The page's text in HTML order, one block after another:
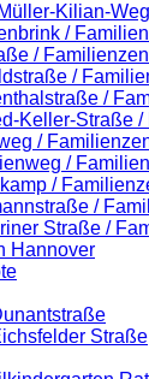
Kilian-
/
/
/
/
Keller-Straße
/
/
/
/
Straße /
Hannover
Straße